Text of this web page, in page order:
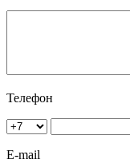
Телефон
E-mail